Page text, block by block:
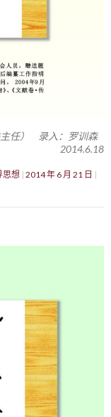
主任） 录入：罗训森
2014.6.18
思想 2014 年 6 月 21 日